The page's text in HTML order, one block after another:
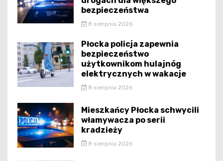
bezpieczeństwa
8 sierpnia 2026
Płocka policja zapewnia
bezpieczeństwo
użytkownikom hulajnóg
elektrycznych w wakacje
8 sierpnia 2026
Mieszkańcy Płocka schwycili
włamywacza po serii
kradzieży
8 sierpnia 2026